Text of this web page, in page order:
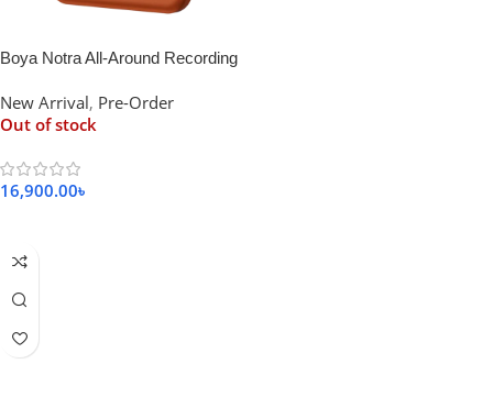
Boya Notra All-Around Recording
New Arrival, Pre-Order
Out of stock
16,900.00৳